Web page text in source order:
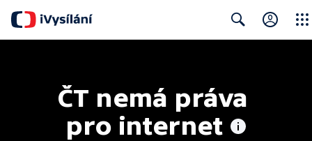
ČT nemá práva
pro internet